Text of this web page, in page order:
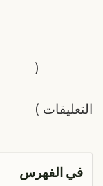
التعليقات
(
)
في الفهرس